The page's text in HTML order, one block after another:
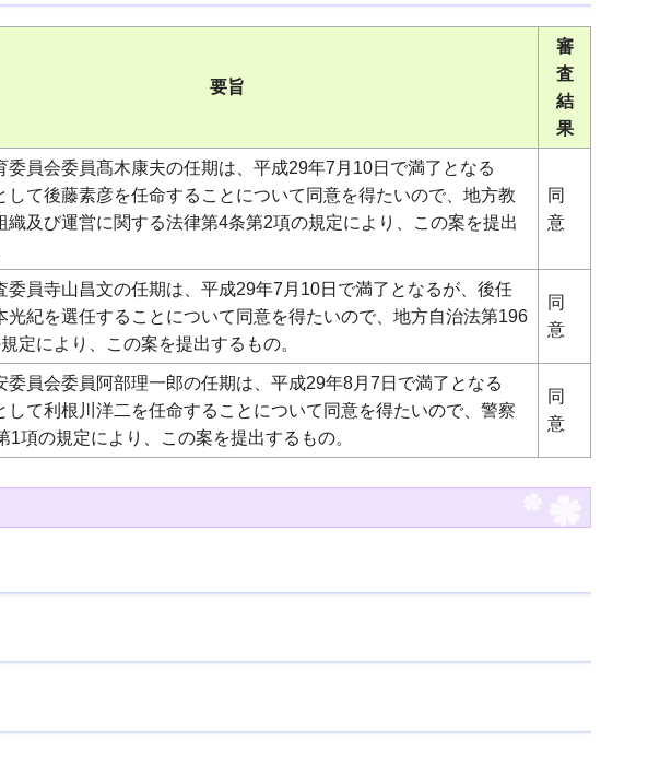
要旨
審
査
結
果
委員会委員髙木康夫の任期は、平成29年7月10日で満了となる
して後藤素彦を任命することについて同意を得たいので、地方教
織及び運営に関する法律第4条第2項の規定により、この案を提出
同
意
委員寺山昌文の任期は、平成29年7月10日で満了となるが、後任
光紀を選任することについて同意を得たいので、地方自治法第196
定により、この案を提出するもの。
同
意
委員会委員阿部理一郎の任期は、平成29年8月7日で満了となる
して利根川洋二を任命することについて同意を得たいので、警察
1項の規定により、この案を提出するもの。
同
意